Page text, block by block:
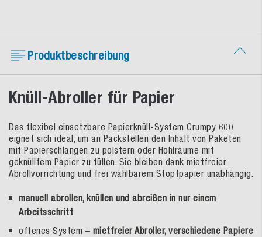
Produktbeschreibung
Knüll-Abroller für Papier
Das flexibel einsetzbare Papierknüll-System Crumpy 600
eignet sich ideal, um an Packstellen den Inhalt von Paketen
mit Papierschlangen zu polstern oder Hohlräume mit
geknülltem Papier zu füllen. Sie bleiben dank mietfreier
Abrollvorrichtung und frei wählbarem Stopfpapier unabhängig.
manuell abrollen, knüllen und abreißen in nur einem
Arbeitsschritt
offenes System – mietfreier Abroller, verschiedene Papiere